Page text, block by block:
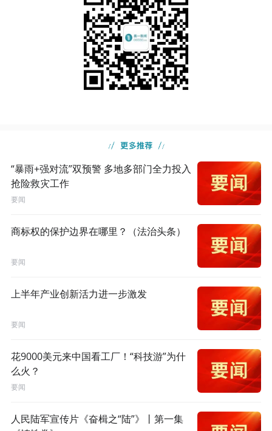
“暴雨+强对流”双预警 多地多部门全力投入
抢险救灾工作
要闻
商标权的保护边界在哪里？（法治头条）
要闻
上半年产业创新活力进一步激发
要闻
花9000美元来中国看工厂！“科技游”为什
么火？
要闻
人民陆军宣传片《奋楫之“陆”》丨第一集